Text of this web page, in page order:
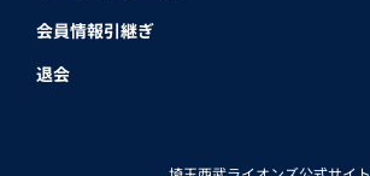
会員情報引継ぎ
退会